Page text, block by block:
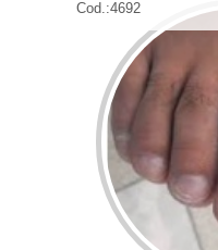
Cod.:4692